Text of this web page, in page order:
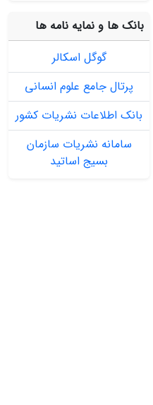
بانک ها و نمایه نامه ها
گوگل اسکالر
پرتال جامع علوم انسانی
بانک اطلاعات نشریات کشور
سامانه نشریات سازمان
بسیج اساتید